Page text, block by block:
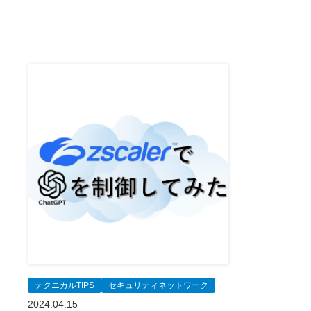
テクニカルTIPS セキュリティネットワーク
2024.04.15